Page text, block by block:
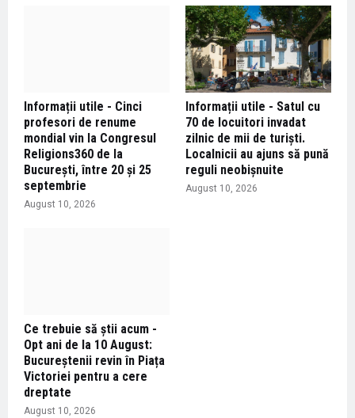
Informații utile - Cinci
profesori de renume
mondial vin la Congresul
Religions360 de la
București, între 20 și 25
septembrie
August 10, 2026
Informații utile - Satul cu
70 de locuitori invadat
zilnic de mii de turiști.
Localnicii au ajuns să pună
reguli neobișnuite
August 10, 2026
Ce trebuie să știi acum -
Opt ani de la 10 August:
Bucureștenii revin în Piața
Victoriei pentru a cere
dreptate
August 10, 2026